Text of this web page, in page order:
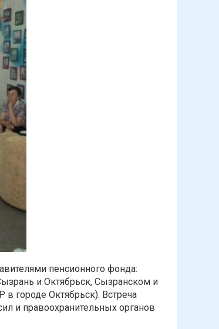
пенсионного фонда:
и Октябрьск, Сызранском и
городе Октябрьск). Встреча
и правоохранительных органов